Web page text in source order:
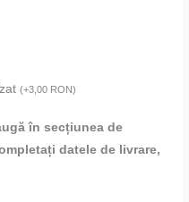
(+3,00 RON)
în secțiunea de
datele de livrare,